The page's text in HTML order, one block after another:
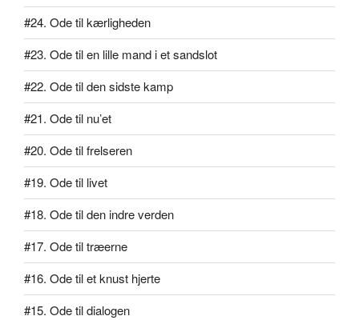
#24. Ode til kærligheden
#23. Ode til en lille mand i et sandslot
#22. Ode til den sidste kamp
#21. Ode til nu’et
#20. Ode til frelseren
#19. Ode til livet
#18. Ode til den indre verden
#17. Ode til træerne
#16. Ode til et knust hjerte
#15. Ode til dialogen